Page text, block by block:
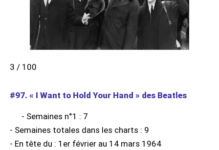
3 / 100
#97. « I Want to Hold Your Hand » des Beatles
- Semaines n°1 : 7
- Semaines totales dans les charts : 9
- En tête du : 1er février au 14 mars 1964